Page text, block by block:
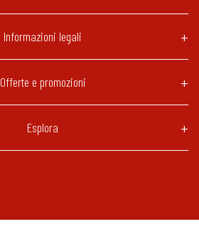
Informazioni legali
Offerte e promozioni
Esplora